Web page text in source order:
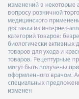
изменений в некоторые
вопросу розничной
медицинского
доставка из интернет-
категорий товаров:
биологически активных
товаров для ухода и
товаров. Рецептурные
могут быть получены
оформленного врачом.
специальных
изменен